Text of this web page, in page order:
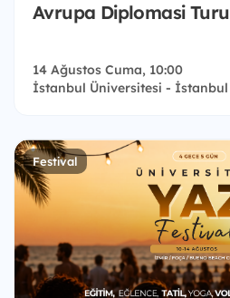
Avrupa Diplomasi Turu
14 Ağustos Cuma, 10:00
İstanbul Üniversitesi - İstanbul
Festival